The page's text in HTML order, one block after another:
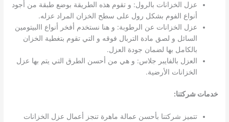
عزل الخزانات بالرول: و تقوم هذه الطريقة بوضع طبقة من أجود
أنواع الفوم بشكل رول على سطح الخزان المراد عزله.
عزل الخزانات عن الرطوبة: و هنا نستخدم أفخر أنواع االبيتومين
السائل و لصق مادة التربال فوقه و التي تقوم بتغطية الخزان
بالكامل بها لضمان جودة العزل.
العزل بالفايبر جلاس: و هي من أحسن الطرق التي يتم بها عزل
الخزانات الأرضية.
خدمات شركتنا:
تتميز شركتنا بأحسن عمالة ماهرة تنجز أعمال عزل الخزانات